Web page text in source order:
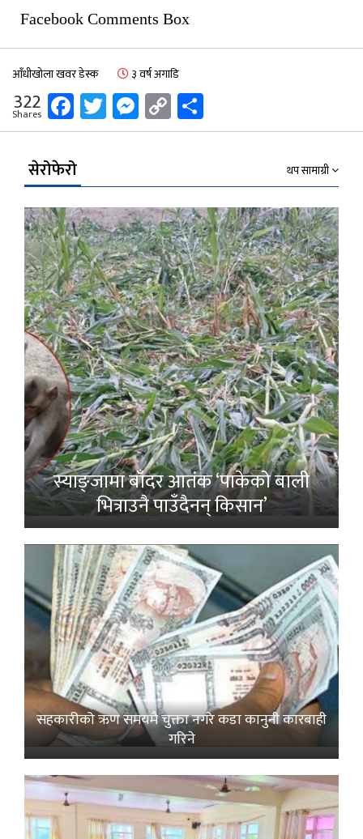
Facebook Comments Box
आँधीखोला खवर डेस्क ३ वर्ष अगाडि
322
Shares Facebook
Twitter
Messenger
Copy
Link
सेरोफेरो थप सामाग्री
स्याङ्जामा बाँदर आतंक ‘पाकेको बाली
भित्राउनै पाउँदैनन् किसान’
सहकारीको ऋण समयमै चुक्ता नगरे कडा कानुनी कारबाही
गरिने